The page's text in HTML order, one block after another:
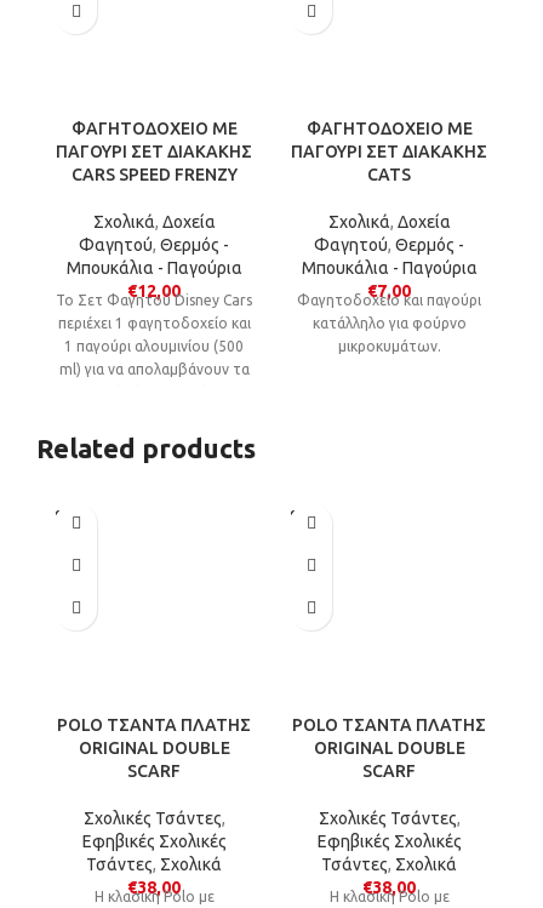
ΦΑΓΗΤΟΔΟΧΕΙΟ ΜΕ
ΠΑΓΟΥΡΙ ΣΕΤ ΔΙΑΚΑΚΗΣ
CARS SPEED FRENZY
Σχολικά, Δοχεία
Φαγητού, Θερμός -
Μπουκάλια - Παγούρια
€12,00
Το Σετ Φαγητού Disney Cars
περιέχει 1 φαγητοδοχείο και
1 παγούρι αλουμινίου (500
ml) για να απολαμβάνουν τα
σχολείο, στη παιδική χαρά,
στη βόλτα και όχι μόνο!
ΦΑΓΗΤΟΔΟΧΕΙΟ ΜΕ
ΠΑΓΟΥΡΙ ΣΕΤ ΔΙΑΚΑΚΗΣ
CATS
Σχολικά, Δοχεία
Φαγητού, Θερμός -
Μπουκάλια - Παγούρια
€7,00
Φαγητοδοχείο και παγούρι
κατάλληλο για φούρνο
μικροκυμάτων.
Related products
SOLD
OUT
POLO ΤΣΑΝΤΑ ΠΛΑΤΗΣ
ORIGINAL DOUBLE
SCARF
Σχολικές Τσάντες,
Εφηβικές Σχολικές
Τσάντες, Σχολικά
€38,00
Η κλασική Polo με
SOLD
OUT
POLO ΤΣΑΝΤΑ ΠΛΑΤΗΣ
ORIGINAL DOUBLE
SCARF
Σχολικές Τσάντες,
Εφηβικές Σχολικές
Τσάντες, Σχολικά
€38,00
Η κλασική Polo με